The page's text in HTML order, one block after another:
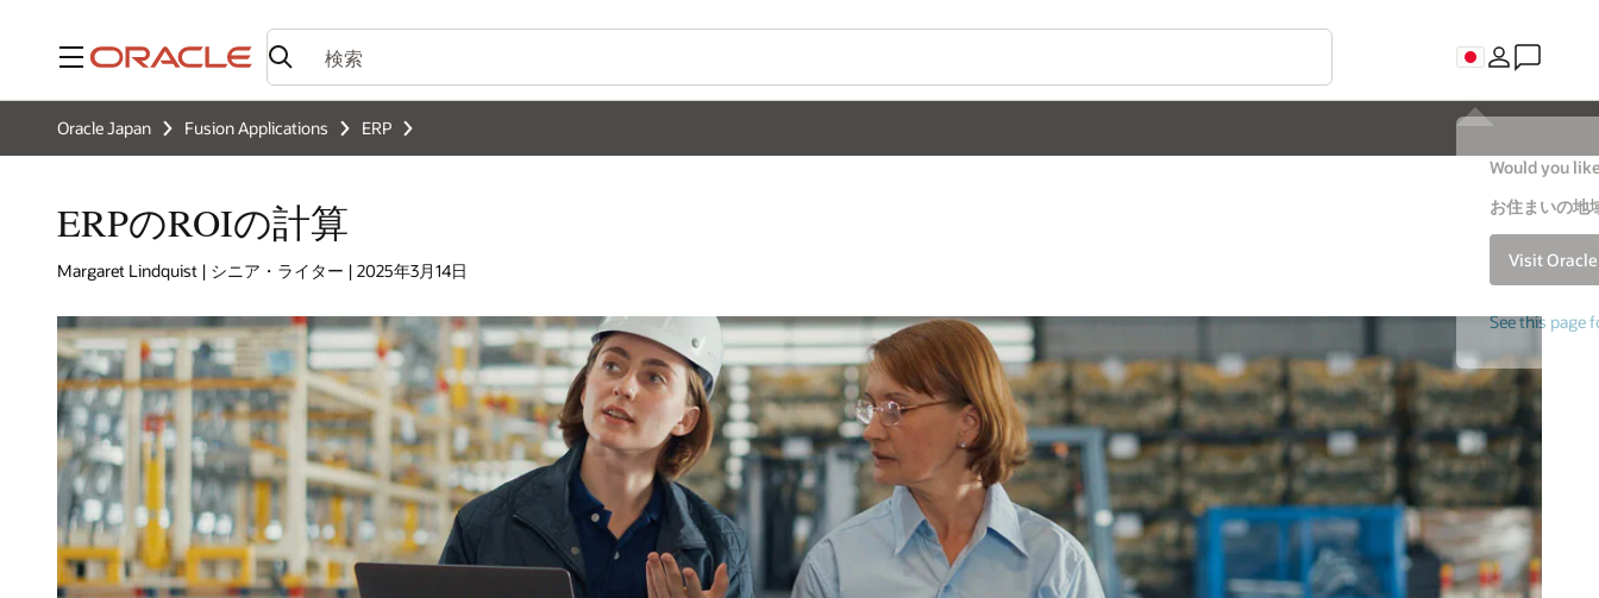
メニュー
Would you
お住まいの地
Visit
See this page
Oracle Japan Fusion Applications ERP
ERPのROIの計算
Margaret Lindquist | シニア・ライター | 2025年3月14日